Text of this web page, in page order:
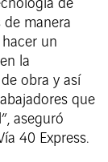
de
manera
un
la
obra y así
que
aseguró
40 Express.